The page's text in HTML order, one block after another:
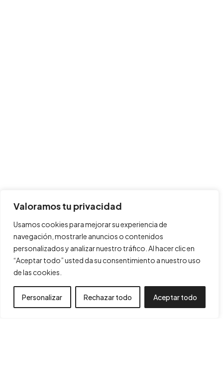
Valoramos tu privacidad
Usamos cookies para mejorar su experiencia de
navegación, mostrarle anuncios o contenidos
personalizados y analizar nuestro tráfico. Al hacer clic en
“Aceptar todo” usted da su consentimiento a nuestro uso
de las cookies.
Personalizar Rechazar todo Aceptar todo
Consultoria
Botiga
Contacte
Financiado por la Unión Europea – NextGenerationEU